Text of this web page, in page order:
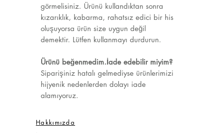
görmelisiniz. Ürünü kullandıktan sonra
kızarıklık, kabarma, rahatsız edici bir his
oluşuyorsa ürün size uygun değil
demektir. Lütfen kullanmayı durdurun.
Ürünü beğenmedim.İade edebilir miyim?
Siparişiniz hatalı gelmediyse ürünlerimizi
hijyenik nedenlerden dolayı iade
alamıyoruz.
Hakkımızda